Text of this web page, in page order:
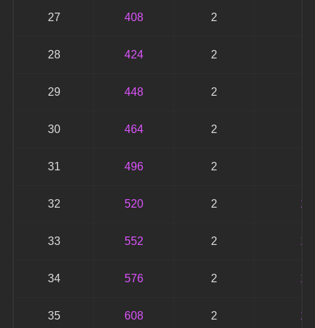
27 408 2
28 424 2
29 448 2
30 464 2
31 496 2
32 520 2
33 552 2
34 576 2
35 608 2